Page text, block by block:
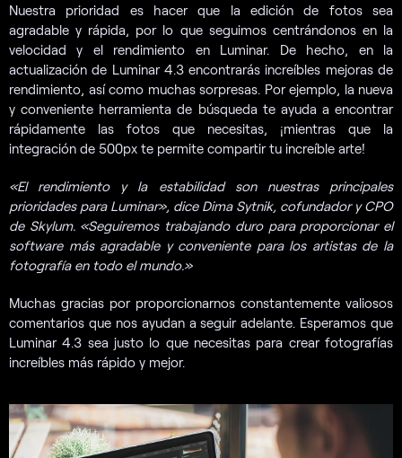
Nuestra prioridad es hacer que la edición de fotos sea
agradable y rápida, por lo que seguimos centrándonos en la
velocidad y el rendimiento en Luminar. De hecho, en la
actualización de Luminar 4.3 encontrarás increíbles mejoras de
rendimiento, así como muchas sorpresas. Por ejemplo, la nueva
y conveniente herramienta de búsqueda te ayuda a encontrar
rápidamente las fotos que necesitas, ¡mientras que la
integración de 500px te permite compartir tu increíble arte!
«El rendimiento y la estabilidad son nuestras principales
prioridades para Luminar», dice Dima Sytnik, cofundador y CPO
de Skylum. «Seguiremos trabajando duro para proporcionar el
software más agradable y conveniente para los artistas de la
fotografía en todo el mundo.»
Muchas gracias por proporcionarnos constantemente valiosos
comentarios que nos ayudan a seguir adelante. Esperamos que
Luminar 4.3 sea justo lo que necesitas para crear fotografías
increíbles más rápido y mejor.